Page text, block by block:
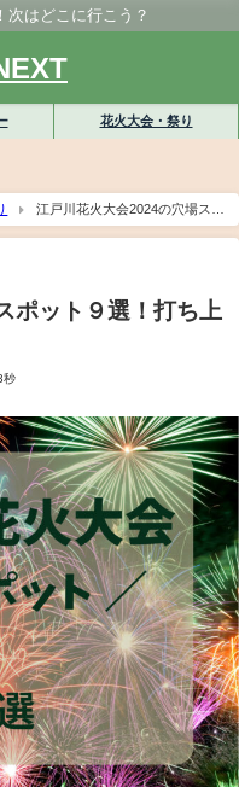
次はどこに行こう？
花火大会・祭り
江戸川花火大会2024の穴場スポ
ポット９選！打ち上
秒